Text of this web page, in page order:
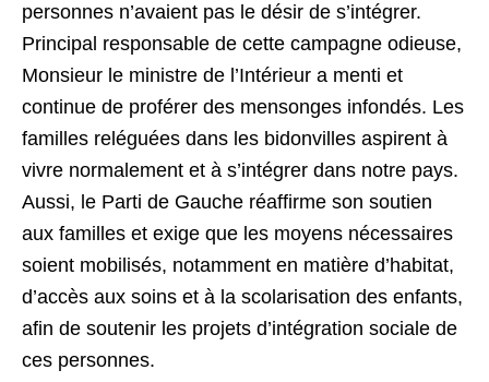
personnes n’avaient pas le désir de s’intégrer.
Principal responsable de cette campagne odieuse,
Monsieur le ministre de l’Intérieur a menti et
continue de proférer des mensonges infondés. Les
familles reléguées dans les bidonvilles aspirent à
vivre normalement et à s’intégrer dans notre pays.
Aussi, le Parti de Gauche réaffirme son soutien
aux familles et exige que les moyens nécessaires
soient mobilisés, notamment en matière d’habitat,
d’accès aux soins et à la scolarisation des enfants,
afin de soutenir les projets d’intégration sociale de
ces personnes.